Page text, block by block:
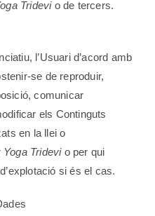
Tridevio de tercers.
l’Usuari d’acord amb
se de reproduir,
comunicar
els Continguts
en la llei o
Yoga Tridevio per qui
si és el cas.